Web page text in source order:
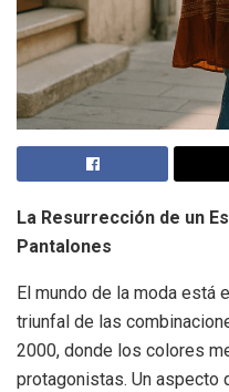
La Resurrección de un
Pantalones
El mundo de la moda está
triunfal de las
2000, donde los colores
protagonistas. Un aspecto